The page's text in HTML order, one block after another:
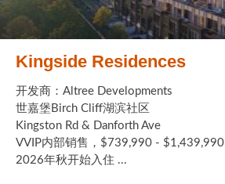
Kingside Residences
开发商：Altree Developments
世嘉堡Birch Cliff湖滨社区
Kingston Rd & Danforth Ave
VVIP内部销售，$739,990 - $1,439,990
2026年秋开始入住 ...